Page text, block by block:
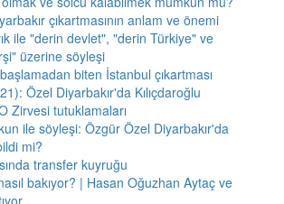
çıkartmasının anlam ve önemi
ile "derin devlet", "derin Türkiye" ve
üzerine söyleşi
biten İstanbul çıkartması
Özel Diyarbakır'da Kılıçdaroğlu
Zirvesi tutuklamaları
ile söyleşi: Özgür Özel Diyarbakır'da
mi?
transfer kuyruğu
bakıyor? | Hasan Oğuzhan Aytaç ve